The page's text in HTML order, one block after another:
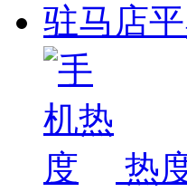
驻马店
热